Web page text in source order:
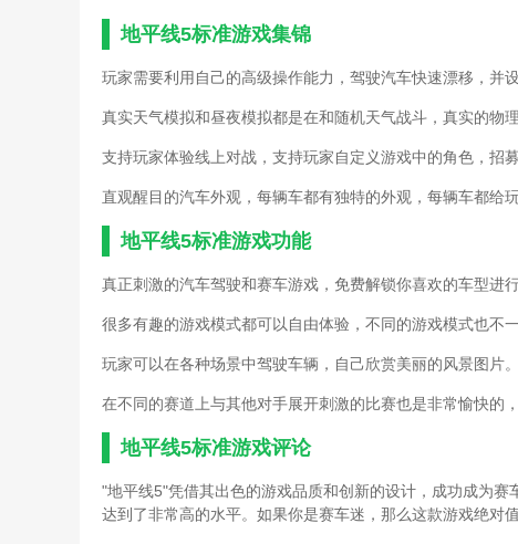
地平线5标准游戏集锦
玩家需要利用自己的高级操作能力，驾驶汽车快速漂移，并
真实天气模拟和昼夜模拟都是在和随机天气战斗，真实的物
支持玩家体验线上对战，支持玩家自定义游戏中的角色，招募
直观醒目的汽车外观，每辆车都有独特的外观，每辆车都给
地平线5标准游戏功能
真正刺激的汽车驾驶和赛车游戏，免费解锁你喜欢的车型进行
很多有趣的游戏模式都可以自由体验，不同的游戏模式也不一
玩家可以在各种场景中驾驶车辆，自己欣赏美丽的风景图片。
在不同的赛道上与其他对手展开刺激的比赛也是非常愉快的
地平线5标准游戏评论
"地平线5"凭借其出色的游戏品质和创新的设计，成功成为
达到了非常高的水平。如果你是赛车迷，那么这款游戏绝对值